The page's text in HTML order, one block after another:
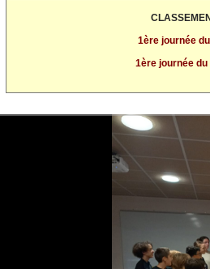
1ère journée
1ère journée